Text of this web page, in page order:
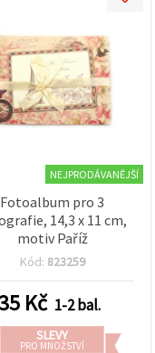
NEJPRODÁVANĚJŠÍ
Fotoalbum pro 3
14,3 x 11 cm,
motiv Paříž
Kód: 823259
Kč 1-2 bal.
SLEVY
PRO MNOŽSTVÍ